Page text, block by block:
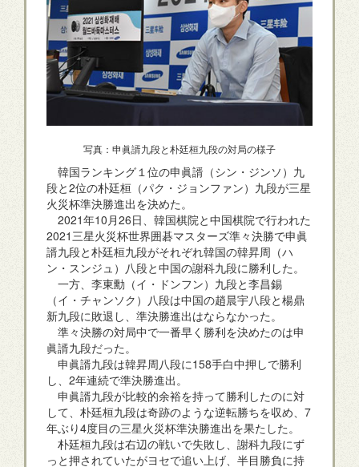
写真：申眞諝九段と朴廷桓九段の対局の様子
韓国ランキング１位の申眞諝（シン・ジンソ）九
段と2位の朴廷桓（パク・ジョンファン）九段が三星
火災杯準決勝進出を決めた。
2021年10月26日、韓国棋院と中国棋院で行われた
2021三星火災杯世界囲碁マスターズ準々決勝で申眞
諝九段と朴廷桓九段がそれぞれ韓国の韓昇周（ハ
ン・スンジュ）八段と中国の謝科九段に勝利した。
一方、李東勳（イ・ドンフン）九段と李昌錫
（イ・チャンソク）八段は中国の趙晨宇八段と楊鼎
新九段に敗退し、準決勝進出はならなかった。
準々決勝の対局中で一番早く勝利を決めたのは申
眞諝九段だった。
申眞諝九段は韓昇周八段に158手白中押しで勝利
し、2年連続で準決勝進出。
申眞諝九段が比較的余裕を持って勝利したのに対
して、朴廷桓九段は奇跡のような逆転勝ちを収め、7
年ぶり4度目の三星火災杯準決勝進出を果たした。
朴廷桓九段は右辺の戦いで失敗し、謝科九段にず
っと押されていたがヨセで追い上げ、半目勝負に持